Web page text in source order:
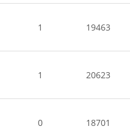
1 19463
1 20623
0 18701